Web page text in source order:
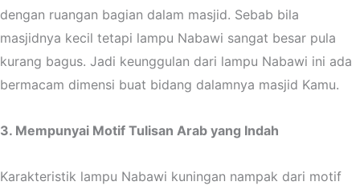
dengan ruangan bagian dalam masjid. Sebab bila
masjidnya kecil tetapi lampu Nabawi sangat besar pula
kurang bagus. Jadi keunggulan dari lampu Nabawi ini ada
bermacam dimensi buat bidang dalamnya masjid Kamu.
3. Mempunyai Motif Tulisan Arab yang Indah
Karakteristik lampu Nabawi kuningan nampak dari motif